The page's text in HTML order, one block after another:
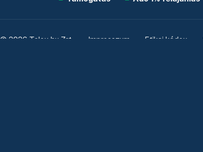
© 2026 Telex.hu Zrt. Impresszum Etikai kódex